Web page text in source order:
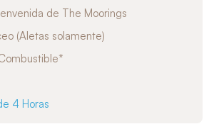
de The Moorings
(Aletas solamente)
4 Horas